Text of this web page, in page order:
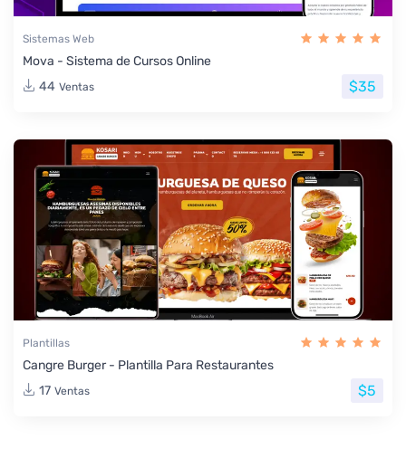
Sistemas Web
Mova - Sistema de Cursos Online
44 Ventas $35
Plantillas
Cangre Burger - Plantilla Para Restaurantes
17 Ventas $5